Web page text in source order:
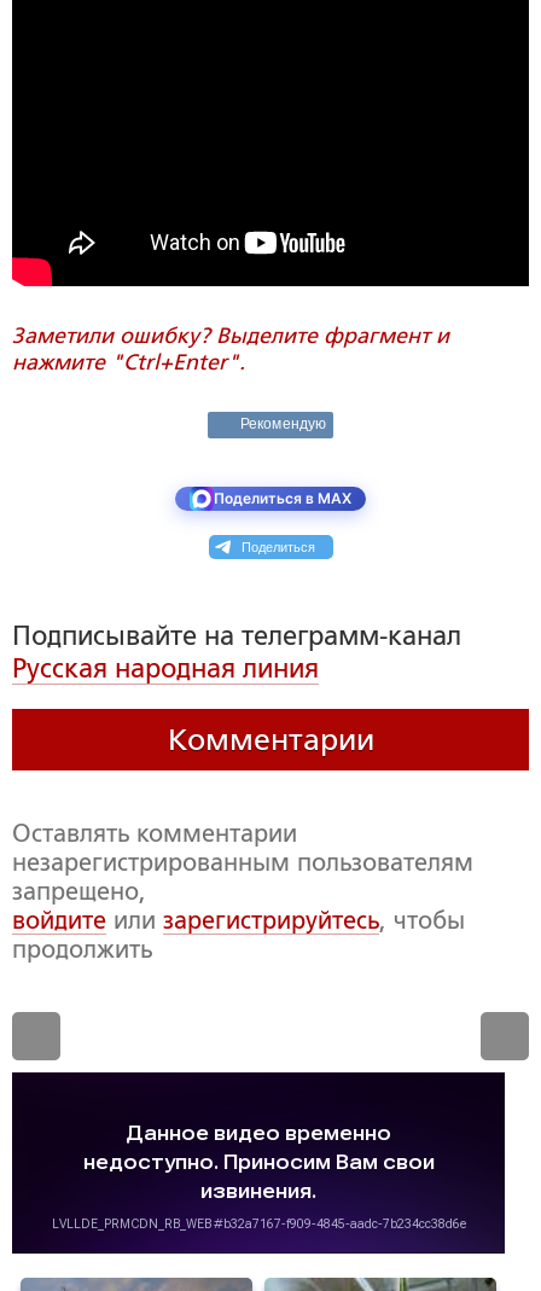
Заметили ошибку? Выделите фрагмент и
нажмите "Ctrl+Enter".
Рекомендую
Поделиться в MAX
Поделиться
Подписывайте на телеграмм-канал
Русская народная линия
Комментарии
Оставлять комментарии
незарегистрированным пользователям
запрещено,
войдите или зарегистрируйтесь, чтобы
продолжить